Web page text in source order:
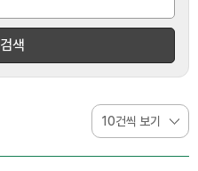
검색